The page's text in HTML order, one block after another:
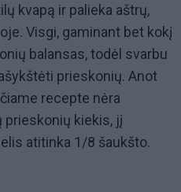
kvapą ir palieka aštrų,
Visgi, gaminant bet kokį
balansas, todėl svarbu
prieskonių. Anot
recepte nėra
kiekis, jį
atitinka 1/8 šaukšto.